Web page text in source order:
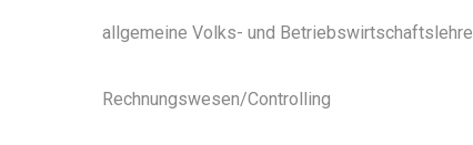
allgemeine Volks- und Betriebswirtschaftslehre
Rechnungswesen/Controlling